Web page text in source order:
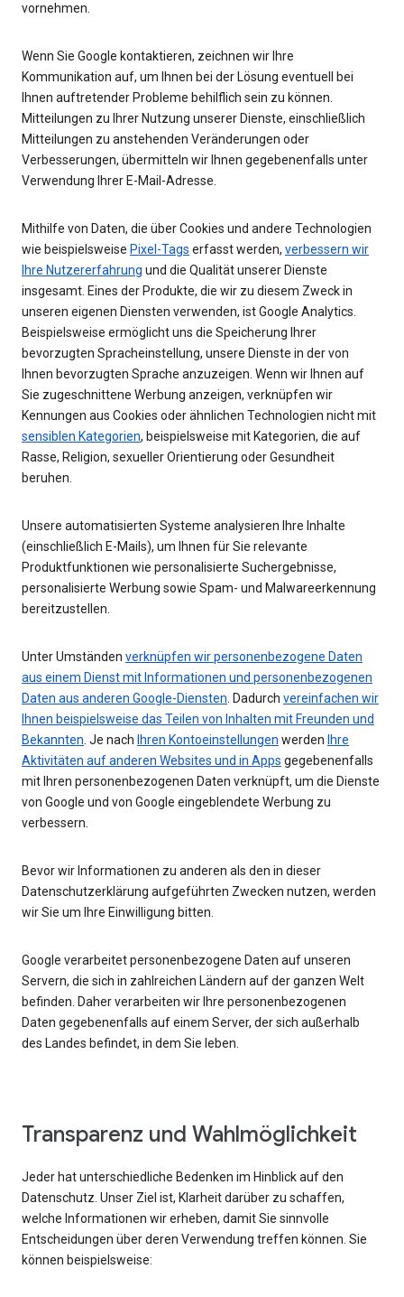
vornehmen.
Wenn Sie Google kontaktieren, zeichnen wir Ihre
Kommunikation auf, um Ihnen bei der Lösung eventuell bei
Ihnen auftretender Probleme behilflich sein zu können.
Mitteilungen zu Ihrer Nutzung unserer Dienste, einschließlich
Mitteilungen zu anstehenden Veränderungen oder
Verbesserungen, übermitteln wir Ihnen gegebenenfalls unter
Verwendung Ihrer E-Mail-Adresse.
Mithilfe von Daten, die über Cookies und andere Technologien
wie beispielsweise Pixel-Tags erfasst werden, verbessern wir
Ihre Nutzererfahrung und die Qualität unserer Dienste
insgesamt. Eines der Produkte, die wir zu diesem Zweck in
unseren eigenen Diensten verwenden, ist Google Analytics.
Beispielsweise ermöglicht uns die Speicherung Ihrer
bevorzugten Spracheinstellung, unsere Dienste in der von
Ihnen bevorzugten Sprache anzuzeigen. Wenn wir Ihnen auf
Sie zugeschnittene Werbung anzeigen, verknüpfen wir
Kennungen aus Cookies oder ähnlichen Technologien nicht mit
sensiblen Kategorien, beispielsweise mit Kategorien, die auf
Rasse, Religion, sexueller Orientierung oder Gesundheit
beruhen.
Unsere automatisierten Systeme analysieren Ihre Inhalte
(einschließlich E-Mails), um Ihnen für Sie relevante
Produktfunktionen wie personalisierte Suchergebnisse,
personalisierte Werbung sowie Spam- und Malwareerkennung
bereitzustellen.
Unter Umständen verknüpfen wir personenbezogene Daten
aus einem Dienst mit Informationen und personenbezogenen
Daten aus anderen Google-Diensten. Dadurch vereinfachen wir
Ihnen beispielsweise das Teilen von Inhalten mit Freunden und
Bekannten. Je nach Ihren Kontoeinstellungen werden Ihre
Aktivitäten auf anderen Websites und in Apps gegebenenfalls
mit Ihren personenbezogenen Daten verknüpft, um die Dienste
von Google und von Google eingeblendete Werbung zu
verbessern.
Bevor wir Informationen zu anderen als den in dieser
Datenschutzerklärung aufgeführten Zwecken nutzen, werden
wir Sie um Ihre Einwilligung bitten.
Google verarbeitet personenbezogene Daten auf unseren
Servern, die sich in zahlreichen Ländern auf der ganzen Welt
befinden. Daher verarbeiten wir Ihre personenbezogenen
Daten gegebenenfalls auf einem Server, der sich außerhalb
des Landes befindet, in dem Sie leben.
Transparenz und Wahlmöglichkeit
Jeder hat unterschiedliche Bedenken im Hinblick auf den
Datenschutz. Unser Ziel ist, Klarheit darüber zu schaffen,
welche Informationen wir erheben, damit Sie sinnvolle
Entscheidungen über deren Verwendung treffen können. Sie
können beispielsweise: